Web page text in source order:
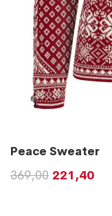
Peace Sweater
369,00 221,40